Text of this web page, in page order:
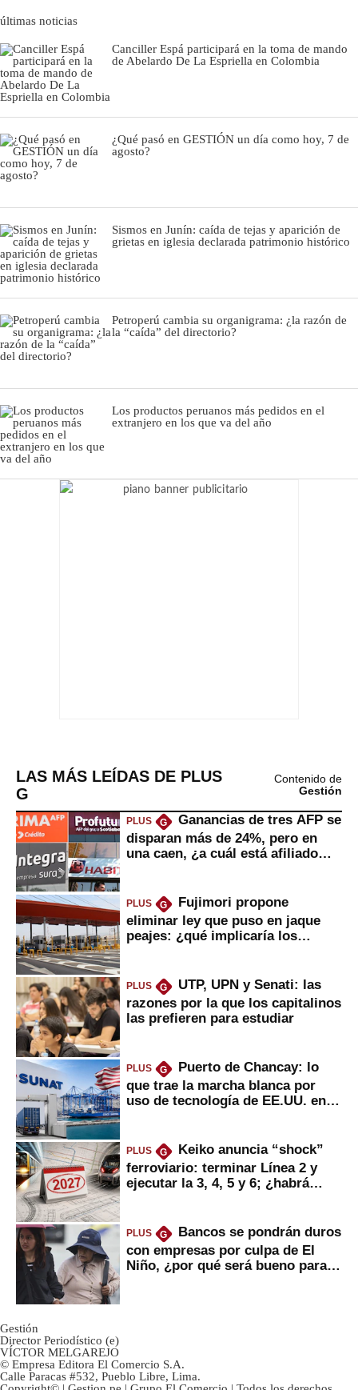
últimas noticias
Canciller Espá participará en la toma de mando
de Abelardo De La Espriella en Colombia
¿Qué pasó en GESTIÓN un día como hoy, 7 de
agosto?
Sismos en Junín: caída de tejas y aparición de
grietas en iglesia declarada patrimonio histórico
Petroperú cambia su organigrama: ¿la razón de
la “caída” del directorio?
Los productos peruanos más pedidos en el
extranjero en los que va del año
LAS MÁS LEÍDAS DE PLUS
G
Contenido de
Gestión
PLUS G
Ganancias de tres AFP se
disparan más de 24%, pero en
una caen, ¿a cuál está afiliado
PLUS G
Fujimori propone
eliminar ley que puso en jaque
peajes: ¿qué implicaría los
PLUS G
UTP, UPN y Senati: las
razones por la que los capitalinos
las prefieren para estudiar
PLUS G
Puerto de Chancay: lo
que trae la marcha blanca por
uso de tecnología de EE.UU. en
PLUS G
Keiko anuncia “shock”
ferroviario: terminar Línea 2 y
ejecutar la 3, 4, 5 y 6; ¿habrá
PLUS G
Bancos se pondrán duros
con empresas por culpa de El
Niño, ¿por qué será bueno para
Gestión
Director Periodístico (e)
VÍCTOR MELGAREJO
© Empresa Editora El Comercio S.A.
Calle Paracas #532, Pueblo Libre, Lima.